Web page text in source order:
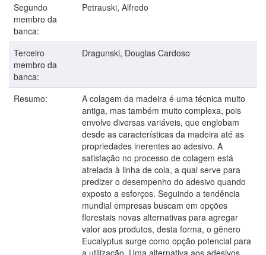
Segundo
membro da
banca:
Petrauski, Alfredo
Terceiro
membro da
banca:
Dragunski, Douglas Cardoso
Resumo:
A colagem da madeira é uma técnica muito
antiga, mas também muito complexa, pois
envolve diversas variáveis, que englobam
desde as características da madeira até as
propriedades inerentes ao adesivo. A
satisfação no processo de colagem está
atrelada à linha de cola, a qual serve para
predizer o desempenho do adesivo quando
exposto a esforços. Seguindo a tendência
mundial empresas buscam em opções
florestais novas alternativas para agregar
valor aos produtos, desta forma, o gênero
Eucalyptus surge como opção potencial para
a utilização. Uma alternativa aos adesivos